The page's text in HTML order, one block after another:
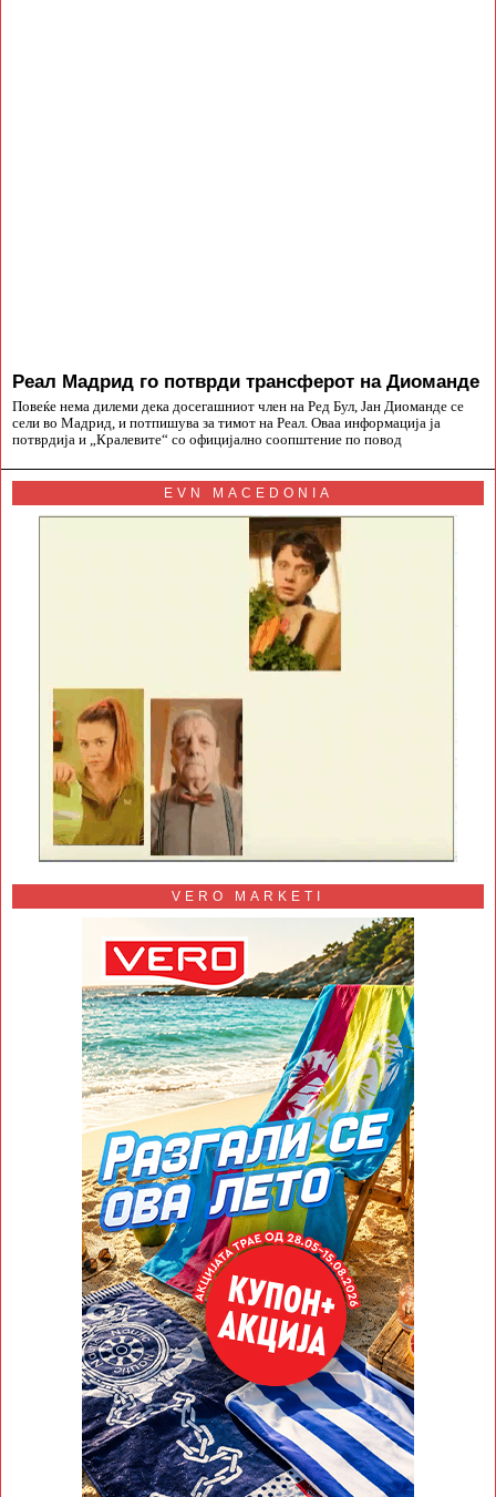
Реал Мадрид го потврди трансферот на Диоманде
Повеќе нема дилеми дека досегашниот член на Ред Бул, Јан Диоманде се
сели во Мадрид, и потпишува за тимот на Реал. Оваа информација ја
потврдија и „Кралевите“ со официјално соопштение по повод
EVN MACEDONIA
VERO MARKETI